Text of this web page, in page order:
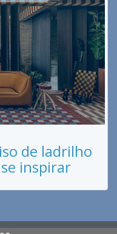
de ladrilho
inspirar